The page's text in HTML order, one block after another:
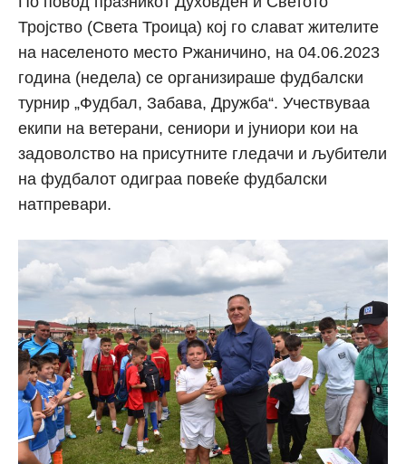
Тројство (Света Троица) кој го слават жителите
на населеното место Ржаничино, на 04.06.2023
година (недела) се организираше фудбалски
турнир „Фудбал, Забава, Дружба“. Учествуваа
екипи на ветерани, сениори и јуниори кои на
задоволство на присутните гледачи и љубители
на фудбалот одиграа повеќе фудбалски
натпревари.